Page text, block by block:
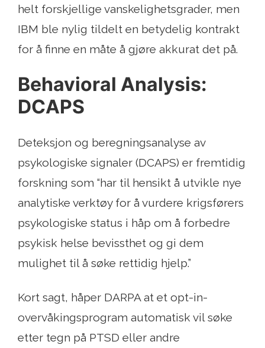
helt forskjellige vanskelighetsgrader, men
IBM ble nylig tildelt en betydelig kontrakt
for å finne en måte å gjøre akkurat det på.
Behavioral Analysis:
DCAPS
Deteksjon og beregningsanalyse av
psykologiske signaler (DCAPS) er fremtidig
forskning som “har til hensikt å utvikle nye
analytiske verktøy for å vurdere krigsførers
psykologiske status i håp om å forbedre
psykisk helse bevissthet og gi dem
mulighet til å søke rettidig hjelp.”
Kort sagt, håper DARPA at et opt-in-
overvåkingsprogram automatisk vil søke
etter tegn på PTSD eller andre